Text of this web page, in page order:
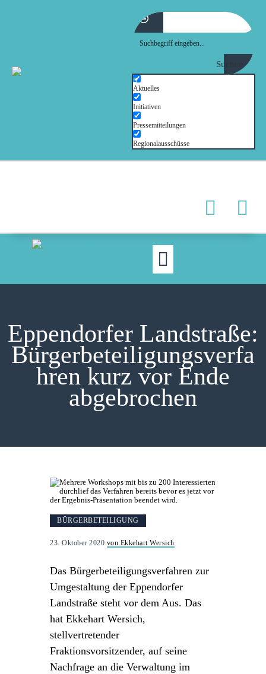
Suchen
Aktuelles
Initiativen
Pressemitteilungen
Regionalausschüsse
Eppendorfer Landstraße:
Bürgerbeteiligungsverfa
hren kurz vor Ende
abgebrochen
ABGEORDNETE
NORDAKTUELL
AUSSCHÜSSE
BÜRGERBETEILIGUNG
23. Oktober 2020 von Ekkehart Wersich
Das Bürgerbeteiligungsverfahren zur
Umgestaltung der Eppendorfer
Landstraße steht vor dem Aus. Das
hat Ekkehart Wersich,
stellvertretender
Fraktionsvorsitzender, auf seine
Nachfrage an die Verwaltung im